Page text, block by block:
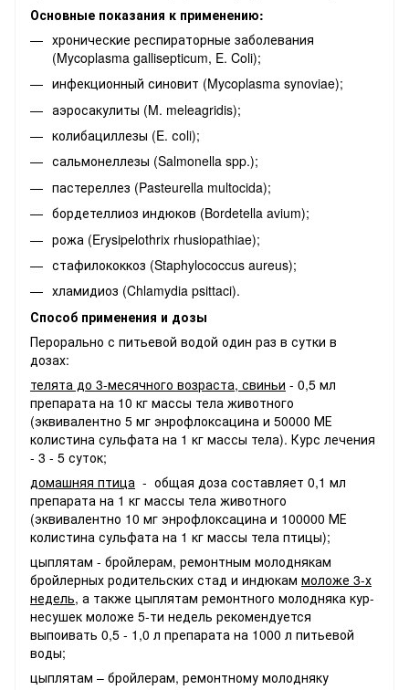
Основные показания к применению:
хронические респираторные заболевания
(Mycoplasma gallisepticum, E. Coli);
инфекционный синовит (Mycoplasma synoviae);
аэросакулиты (M. meleagridis);
колибациллезы (E. сoli);
сальмонеллезы (Salmonella spp.);
пастереллез (Pasteurella multocida);
бордетеллиоз индюков (Bordetella avium);
рожа (Erysipelothrix rhusiopathiae);
стафилококкоз (Staphylococcus aureus);
хламидиоз (Chlamydia psittaci).
Способ применения и дозы
Перорально с питьевой водой один раз в сутки в
дозах:
телята до 3-месячного возраста, свиньи - 0,5 мл
препарата на 10 кг массы тела животного
(эквивалентно 5 мг энрофлоксацина и 50000 МЕ
колистина сульфата на 1 кг массы тела). Курс лечения
- 3 - 5 суток;
домашняя птица - общая доза составляет 0,1 мл
препарата на 1 кг массы тела животного
(эквивалентно 10 мг энрофлоксацина и 100000 МЕ
колистина сульфата на 1 кг массы тела птицы);
цыплятам - бройлерам, ремонтным молоднякам
бройлерных родительских стад и индюкам моложе 3-х
недель, а также цыплятам ремонтного молодняка кур-
несушек моложе 5-ти недель рекомендуется
выпоивать 0,5 - 1,0 л препарата на 1000 л питьевой
воды;
цыплятам – бройлерам, ремонтному молодняку